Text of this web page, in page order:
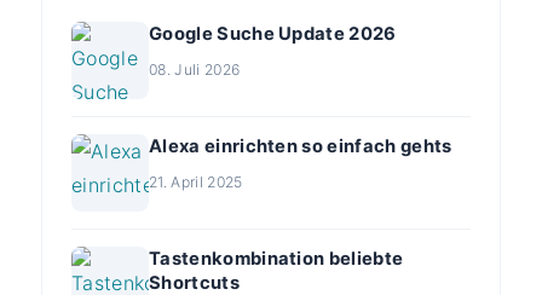
Google Suche Update 2026
08. Juli 2026
Alexa einrichten so einfach gehts
21. April 2025
Tastenkombination beliebte
Shortcuts